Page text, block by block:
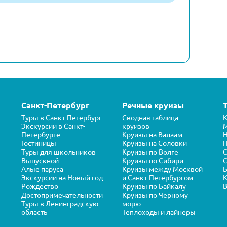
Санкт-Петербург
Туры в Санкт-Петербург
Экскурсии в Санкт-
Петербурге
Гостиницы
Туры для школьников
Выпускной
Алые паруса
Экскурсии на Новый год
Рождество
Достопримечательности
Туры в Ленинградскую
область
Речные круизы
Сводная таблица
круизов
Круизы на Валаам
Круизы на Соловки
Круизы по Волге
Круизы по Сибири
Круизы между Москвой
и Санкт-Петербургом
Круизы по Байкалу
Круизы по Черному
морю
Теплоходы и лайнеры